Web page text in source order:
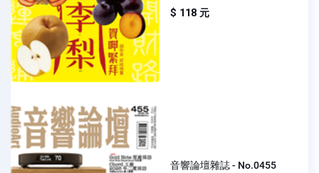
$ 118 元
音響論壇雜誌 - No.0455